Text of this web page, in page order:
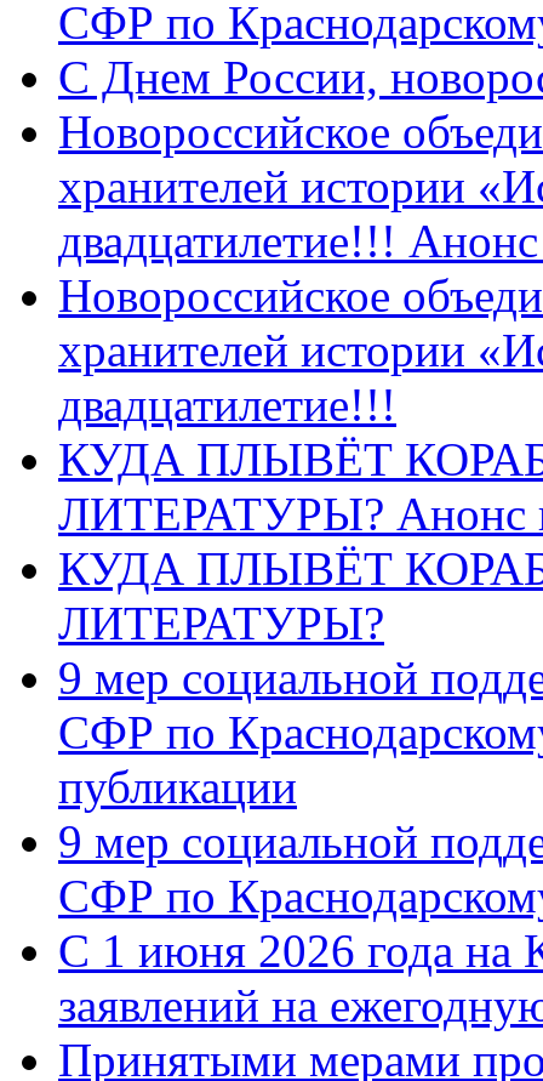
СФР по
C Днем России,
Новороссийское
хранителей истории
двадцатилетие!!!
Новороссийское
хранителей истории
двадцатилетие!!!
КУДА ПЛЫВЁТ
ЛИТЕРАТУРЫ? Анонс
КУДА ПЛЫВЁТ
ЛИТЕРАТУРЫ?
9 мер социальной
СФР по
публикации
9 мер социальной
СФР по
С 1 июня 2026 года на
заявлений на
Принятыми мерами